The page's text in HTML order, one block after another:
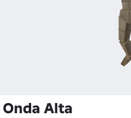
Onda Alta